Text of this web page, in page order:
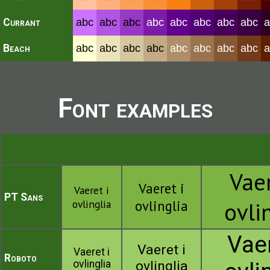
Currant abc abc abc abc abc abc abc abc
Beach abc abc abc abc abc abc abc abc
Font examples
PT Sans
Vaeret i
ovlinglia
Vaeret i
ovlinglia
Roboto
Vaeret i
ovlinglia
Vaeret i
ovlinglia